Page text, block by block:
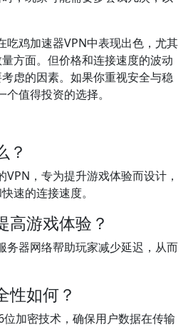
吃鸡加速器VPN中表现出色，尤其
方面。但价格和连接速度的波动
虑的因素。如果你重视安全与稳
值得投资的选择。
？
，专为提升游戏体验而设计，
速的连接速度。
高游戏体验？
务器网络帮助玩家减少延迟，从而
性如何？
加密技术，确保用户数据在传输